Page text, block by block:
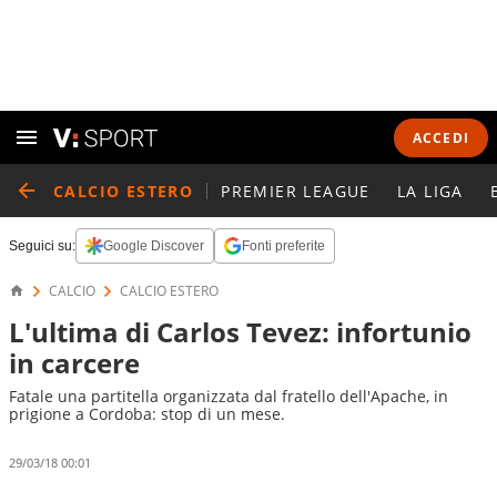
ACCEDI
CALCIO ESTERO PREMIER LEAGUE LA LIGA
Seguici su: Google Discover Fonti preferite
CALCIO CALCIO ESTERO
L'ultima di Carlos Tevez: infortunio
in carcere
Fatale una partitella organizzata dal fratello dell'Apache, in
prigione a Cordoba: stop di un mese.
29/03/18 00:01